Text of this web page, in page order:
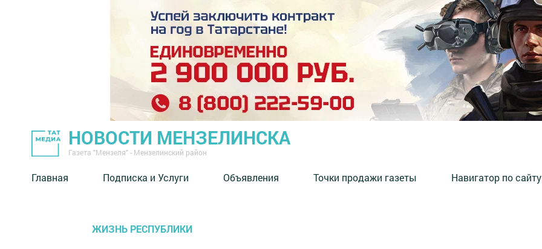
НОВОСТИ МЕНЗЕЛИНСКА
Газета "Мензеля" - Мензелинский район
Главная Подписка и Услуги Объявления Точки продажи газеты Навигатор по сайту
ЖИЗНЬ РЕСПУБЛИКИ